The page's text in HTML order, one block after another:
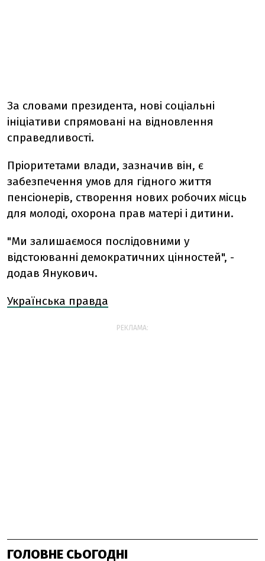
За словами президента, нові соціальні
ініціативи спрямовані на відновлення
справедливості.
Пріоритетами влади, зазначив він, є
забезпечення умов для гідного життя
пенсіонерів, створення нових робочих місць
для молоді, охорона прав матері і дитини.
"Ми залишаємося послідовними у
відстоюванні демократичних цінностей", -
додав Янукович.
Українська правда
РЕКЛАМА:
ГОЛОВНЕ СЬОГОДНІ